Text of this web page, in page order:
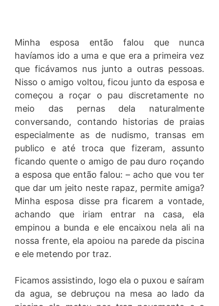
Minha esposa então falou que nunca
havíamos ido a uma e que era a primeira vez
que ficávamos nus junto a outras pessoas.
Nisso o amigo voltou, ficou junto da esposa e
começou a roçar o pau discretamente no
meio das pernas dela naturalmente
conversando, contando historias de praias
especialmente as de nudismo, transas em
publico e até troca que fizeram, assunto
ficando quente o amigo de pau duro roçando
a esposa que então falou: – acho que vou ter
que dar um jeito neste rapaz, permite amiga?
Minha esposa disse pra ficarem a vontade,
achando que iriam entrar na casa, ela
empinou a bunda e ele encaixou nela ali na
nossa frente, ela apoiou na parede da piscina
e ele metendo por traz.
Ficamos assistindo, logo ela o puxou e saíram
da agua, se debruçou na mesa ao lado da